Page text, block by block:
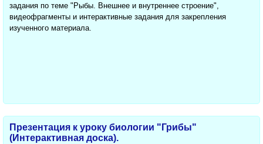
задания по теме "Рыбы. Внешнее и внутреннее строение",
видеофрагменты и интерактивные задания для закрепления
изученного материала.
Презентация к уроку биологии "Грибы"
(Интерактивная доска).